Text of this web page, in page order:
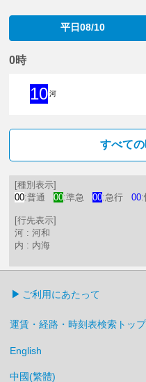
平日08/10
0時
10河
すべて
[種別表示]
00:普通 00:準急 00:急行 00:
[行先表示]
河 : 河和
内 : 内海
ご利用にあたって
運賃・経路・時刻表検索トッ
English
中國(繁體)